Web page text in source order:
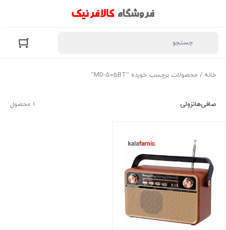
خانه / محصولات برچسب خورده “MD-505BT”
1 محصول صافی‌هانزولی